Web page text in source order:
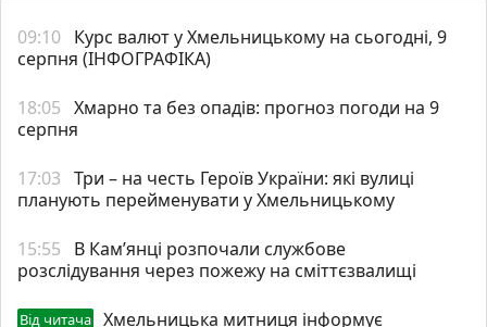
09:10 Курс валют у Хмельницькому на сьогодні, 9
серпня (ІНФОГРАФІКА)
18:05 Хмарно та без опадів: прогноз погоди на 9
серпня
17:03 Три – на честь Героїв України: які вулиці
планують перейменувати у Хмельницькому
15:55
В Кам’янці розпочали службове
розслідування через пожежу на сміттєзвалищі
Від читача Хмельницька митниця інформує